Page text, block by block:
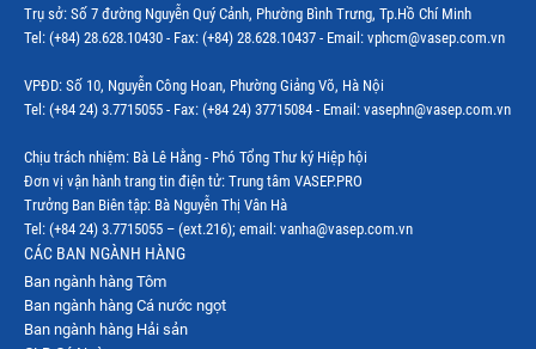
Thị trường Indonesia
Thị trường Mỹ
Thị trường Nga
Thị trường Hàn Quốc
Thị trường Nhật Bản
Thị trường Thái Lan
Thị trường Trung Quốc
Trụ sở: Số 7 đường Nguyễn Quý Cảnh, Phường Bình Trưng, Tp.Hồ Chí Minh
Tel: (+84) 28.628.10430 - Fax: (+84) 28.628.10437 - Email: vphcm@vasep.com.vn
VPĐD: Số 10, Nguyễn Công Hoan, Phường Giảng Võ, Hà Nội
Tel: (+84 24) 3.7715055 - Fax: (+84 24) 37715084 - Email: vasephn@vasep.com.vn
Chịu trách nhiệm: Bà Lê Hằng - Phó Tổng Thư ký Hiệp hội
Đơn vị vận hành trang tin điện tử: Trung tâm VASEP.PRO
Trưởng Ban Biên tập: Bà Nguyễn Thị Vân Hà
Tel: (+84 24) 3.7715055 – (ext.216); email: vanha@vasep.com.vn
CÁC BAN NGÀNH HÀNG
Ban ngành hàng Tôm
Ban ngành hàng Cá nước ngọt
Ban ngành hàng Hải sản